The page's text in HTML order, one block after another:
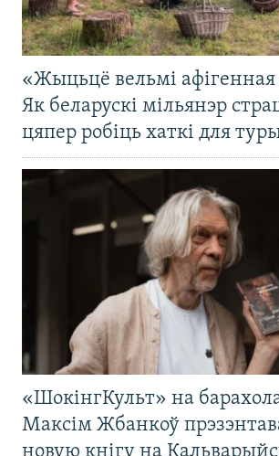
«Жыцьцё вельмі
Як беларускі мільянэр
цяпер робіць хаткі для
«ШокінгКульт» на
Максім Жбанкоў
новую кнігу на